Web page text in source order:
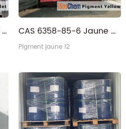
CAS 215247-95-3 Violet pigment organique CAS 6358-85-6 Jaune pigment organique
Pigment jaune 12